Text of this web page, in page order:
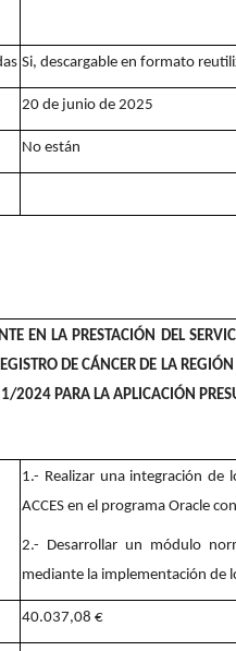
Si, descargable en formato
20 de junio de 2025
No están
EN LA PRESTACIÓN DEL
DE CÁNCER DE LA
2024 PARA LA APLICACIÓN
1.- Realizar una integración de
ACCES en el programa Oracle
2.- Desarrollar un módulo
mediante la implementación de
40.037,08 €